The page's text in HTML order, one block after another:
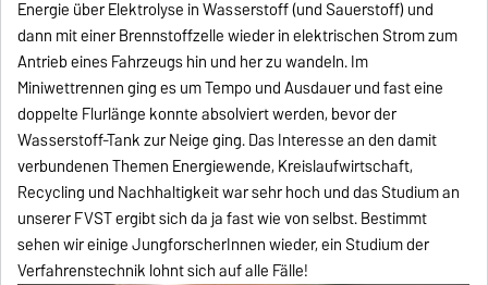
Energie über Elektrolyse in Wasserstoff (und Sauerstoff) und
dann mit einer Brennstoffzelle wieder in elektrischen Strom zum
Antrieb eines Fahrzeugs hin und her zu wandeln. Im
Miniwettrennen ging es um Tempo und Ausdauer und fast eine
doppelte Flurlänge konnte absolviert werden, bevor der
Wasserstoff-Tank zur Neige ging. Das Interesse an den damit
verbundenen Themen Energiewende, Kreislaufwirtschaft,
Recycling und Nachhaltigkeit war sehr hoch und das Studium an
unserer FVST ergibt sich da ja fast wie von selbst. Bestimmt
sehen wir einige JungforscherInnen wieder, ein Studium der
Verfahrenstechnik lohnt sich auf alle Fälle!